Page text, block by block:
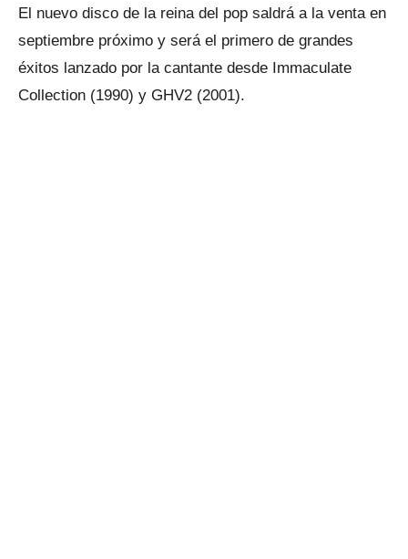
El nuevo disco de la reina del pop saldrá a la venta en
septiembre próximo y será el primero de grandes
éxitos lanzado por la cantante desde Immaculate
Collection (1990) y GHV2 (2001).